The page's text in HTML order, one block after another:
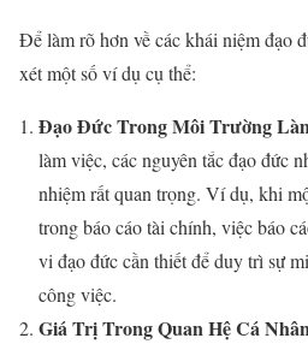
Để làm rõ hơn về các khái niệm đạo
xét một số ví dụ cụ thể:
Đạo Đức Trong Môi Trường
làm việc, các nguyên tắc đạo đức
nhiệm rất quan trọng. Ví dụ, khi
trong báo cáo tài chính, việc báo
vi đạo đức cần thiết để duy trì sự
công việc.
Giá Trị Trong Quan Hệ Cá